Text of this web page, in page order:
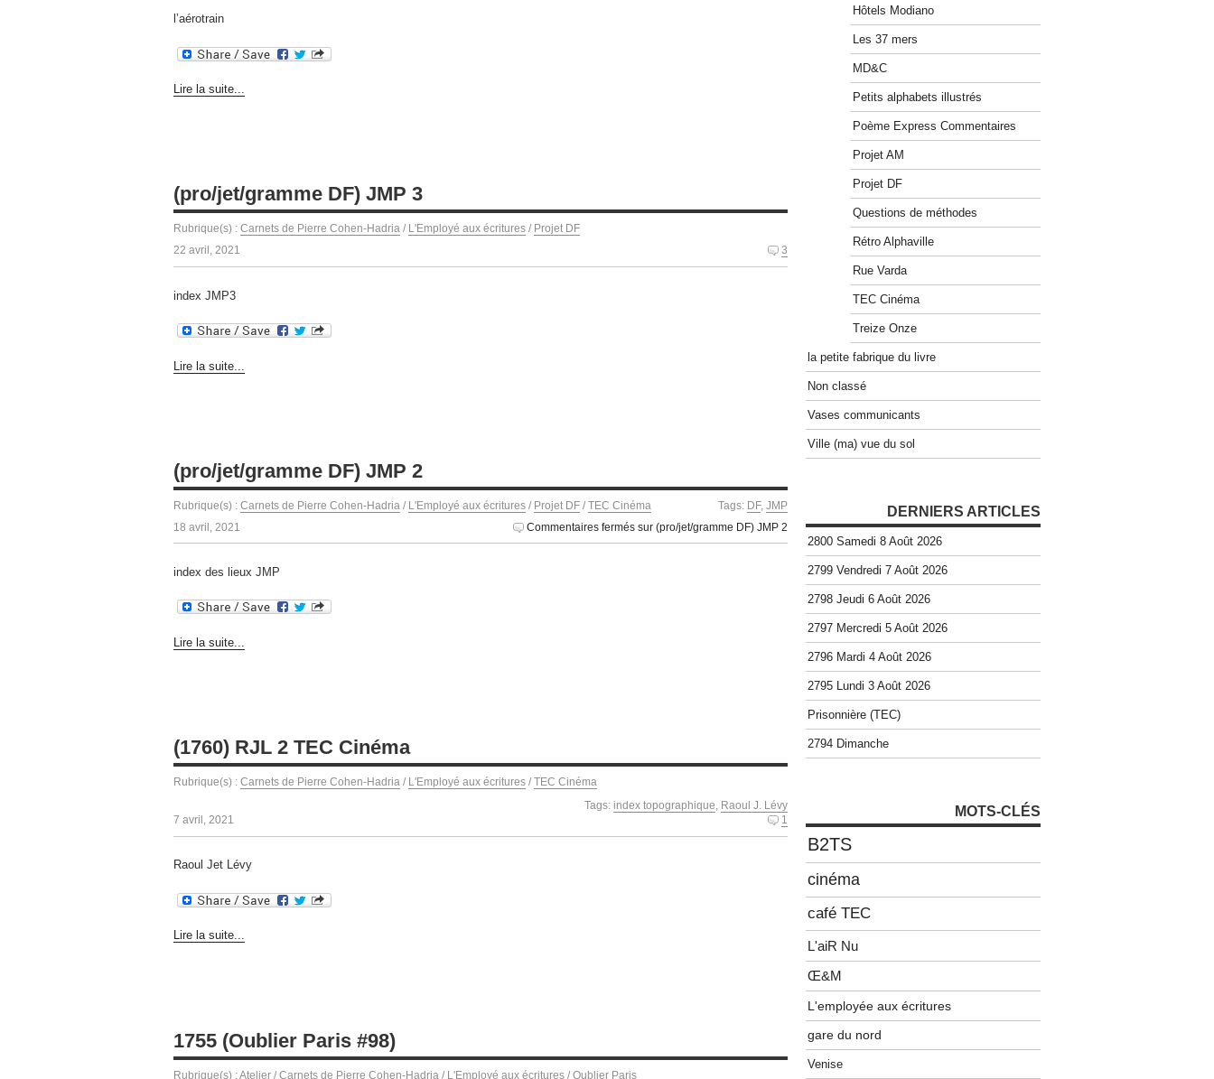
l’aérotrain
Lire la suite...
(pro/jet/gramme DF) JMP 3
Rubrique(s) : Carnets de Pierre Cohen-Hadria / L'Employé aux écritures / Projet DF
22 avril, 2021
3
index JMP3
Lire la suite...
(pro/jet/gramme DF) JMP 2
Rubrique(s) : Carnets de Pierre Cohen-Hadria / L'Employé aux écritures / Projet DF / TEC Cinéma Tags: DF, JMP
18 avril, 2021
Commentaires fermés sur (pro/jet/gramme DF) JMP 2
index des lieux JMP
Lire la suite...
(1760) RJL 2 TEC Cinéma
Rubrique(s) : Carnets de Pierre Cohen-Hadria / L'Employé aux écritures / TEC Cinéma
Tags: index topographique, Raoul J. Lévy
7 avril, 2021
1
Raoul Jet Lévy
Lire la suite...
1755 (Oublier Paris #98)
Rubrique(s) :Atelier / Carnets de Pierre Cohen-Hadria / L'Employé aux écritures / Oublier Paris
Hôtels Modiano
Les 37 mers
MD&C
Petits alphabets illustrés
Poème Express Commentaires
Projet AM
Projet DF
Questions de méthodes
Rétro Alphaville
Rue Varda
TEC Cinéma
Treize Onze
la petite fabrique du livre
Non classé
Vases communicants
Ville (ma) vue du sol
DERNIERS ARTICLES
2800 Samedi 8 Août 2026
2799 Vendredi 7 Août 2026
2798 Jeudi 6 Août 2026
2797 Mercredi 5 Août 2026
2796 Mardi 4 Août 2026
2795 Lundi 3 Août 2026
Prisonnière (TEC)
2794 Dimanche
MOTS-CLÉS
B2TS
cinéma
café TEC
L'aiR Nu
Œ&M
L'employée aux écritures
gare du nord
Venise